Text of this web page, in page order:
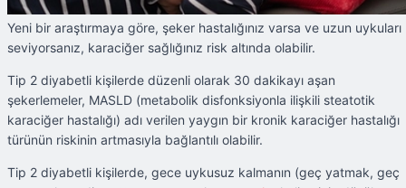
Yeni bir araştırmaya göre, şeker hastalığınız varsa ve uzun uykuları
seviyorsanız, karaciğer sağlığınız risk altında olabilir.
Tip 2 diyabetli kişilerde düzenli olarak 30 dakikayı aşan
şekerlemeler, MASLD (metabolik disfonksiyonla ilişkili steatotik
karaciğer hastalığı) adı verilen yaygın bir kronik karaciğer hastalığı
türünün riskinin artmasıyla bağlantılı olabilir.
Tip 2 diyabetli kişilerde, gece uykusuz kalmanın (geç yatmak, geç